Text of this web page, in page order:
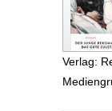
Verlag: